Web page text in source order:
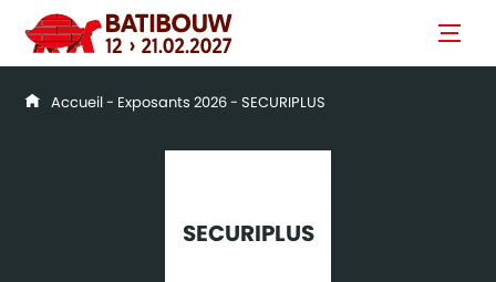
Accueil- Exposants 2026- SECURIPLUS
SECURIPLUS